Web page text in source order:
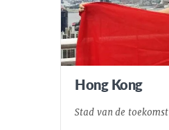
Hong Kong
Stad van de toekomst